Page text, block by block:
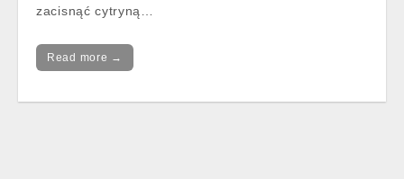
zacisnąć cytryną…
Read more →